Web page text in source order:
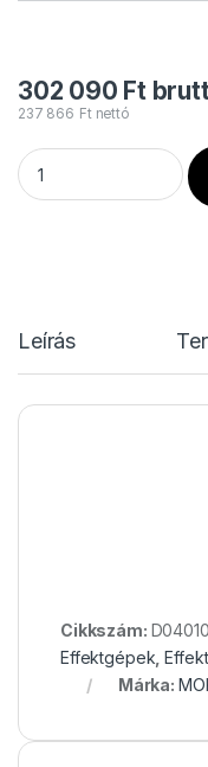
302 090 Ft
237 866 Ftnettó
MOKA MK-E11 Cold
Leírás
Cikkszám:
Effektgépek ,
Márka: